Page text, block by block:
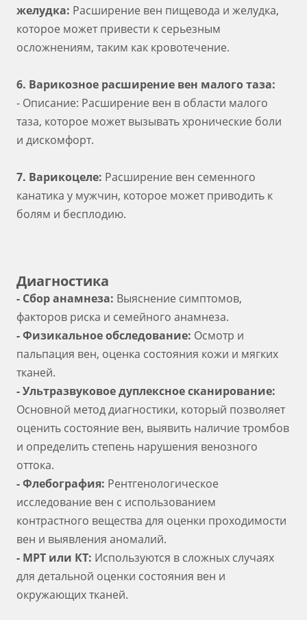
желудка: Расширение вен пищевода и желудка,
которое может привести к серьезным
осложнениям, таким как кровотечение.
6. Варикозное расширение вен малого таза:
- Описание: Расширение вен в области малого
таза, которое может вызывать хронические боли
и дискомфорт.
7. Варикоцеле: Расширение вен семенного
канатика у мужчин, которое может приводить к
болям и бесплодию.
Диагностика
- Сбор анамнеза: Выяснение симптомов,
факторов риска и семейного анамнеза.
- Физикальное обследование: Осмотр и
пальпация вен, оценка состояния кожи и мягких
тканей.
- Ультразвуковое дуплексное сканирование:
Основной метод диагностики, который позволяет
оценить состояние вен, выявить наличие тромбов
и определить степень нарушения венозного
оттока.
- Флебография: Рентгенологическое
исследование вен с использованием
контрастного вещества для оценки проходимости
вен и выявления аномалий.
- МРТ или КТ: Используются в сложных случаях
для детальной оценки состояния вен и
окружающих тканей.